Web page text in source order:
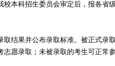
本科招生委员会审定后，报各省
结果并公布录取标准。被正式录
志愿录取；未被录取的考生可正常